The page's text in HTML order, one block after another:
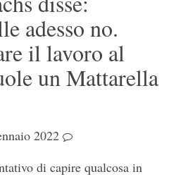
adesso no.
il lavoro al
un Mattarella
2022
di capire qualcosa in